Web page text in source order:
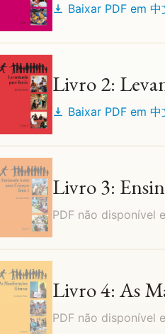
Baixar PDF em中
Livro 2:
Baixar PDF em中
Livro 3:
PDF não disponível
Livro 4: As
PDF não disponível